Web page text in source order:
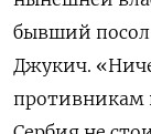
бывший посол
Джукич.
противникам